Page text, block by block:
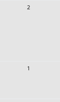
2
1